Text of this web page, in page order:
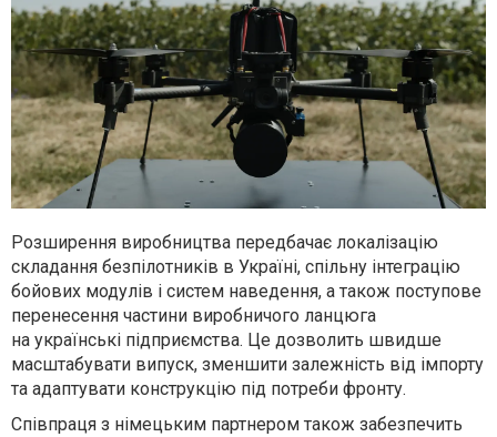
Розширення виробництва передбачає локалізацію
складання безпілотників в Україні, спільну інтеграцію
бойових модулів і систем наведення, а також поступове
перенесення частини виробничого ланцюга
на українські підприємства. Це дозволить швидше
масштабувати випуск, зменшити залежність від імпорту
та адаптувати конструкцію під потреби фронту.
Співпраця з німецьким партнером також забезпечить